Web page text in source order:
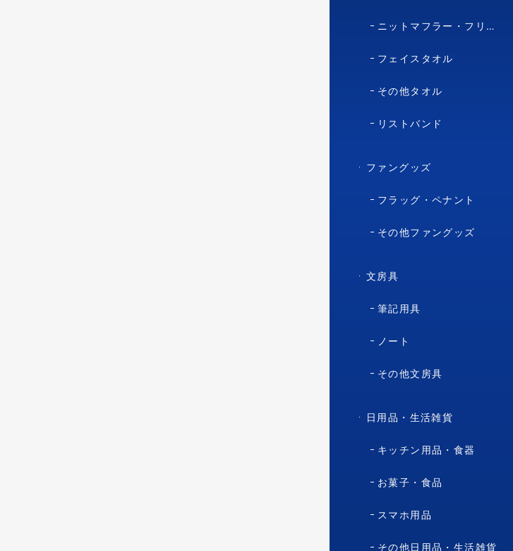
ニットマフラー・フリースマフラー
フェイスタオル
その他タオル
リストバンド
ファングッズ
フラッグ・ペナント
その他ファングッズ
文房具
筆記用具
ノート
その他文房具
日用品・生活雑貨
キッチン用品・食器
お菓子・食品
スマホ用品
その他日用品・生活雑貨